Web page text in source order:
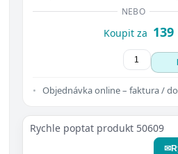
NEBO
Koupit za 139
Objednávka online – faktura /
Rychle poptat produkt 50609
✉